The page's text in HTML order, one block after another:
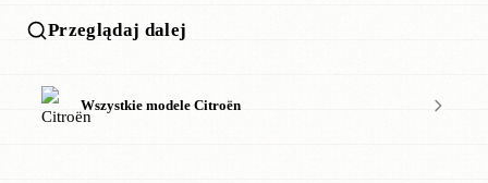
Przeglądaj dalej
Wszystkie modele Citroën